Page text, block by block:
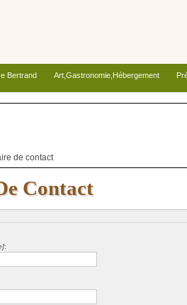
Bertrand Art,Gastronomie,Hébergement
de contact
Contact
: